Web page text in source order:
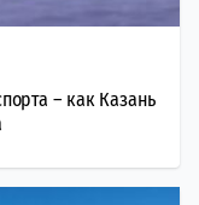
– как Казань